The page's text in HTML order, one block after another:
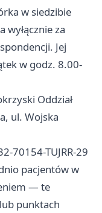
w siedzibie
wyłącznie za
Jej
w godz. 8.00-
Oddział
ul. Wojska
70154-TUJRR-29
pacjentów w
— te
punktach